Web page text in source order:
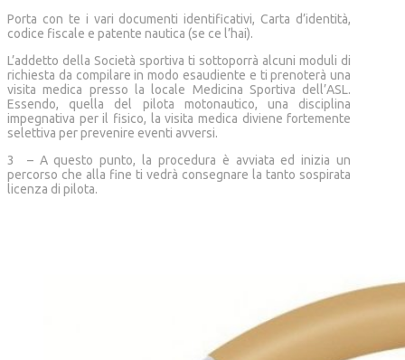
Porta con te i vari documenti identificativi, Carta d’identità,
codice fiscale e patente nautica (se ce l’hai).
L’addetto della Società sportiva ti sottoporrà alcuni moduli di
richiesta da compilare in modo esaudiente e ti prenoterà una
visita medica presso la locale Medicina Sportiva dell’ASL.
Essendo, quella del pilota motonautico, una disciplina
impegnativa per il fisico, la visita medica diviene fortemente
selettiva per prevenire eventi avversi.
3 – A questo punto, la procedura è avviata ed inizia un
percorso che alla fine ti vedrà consegnare la tanto sospirata
licenza di pilota.